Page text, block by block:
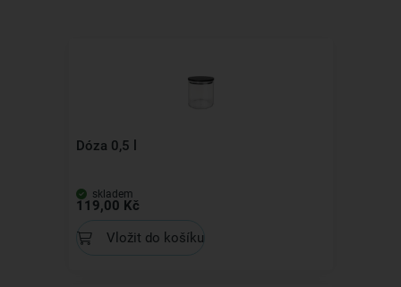
Dóza 0,5 l
skladem
119,00 Kč
Vložit do košíku